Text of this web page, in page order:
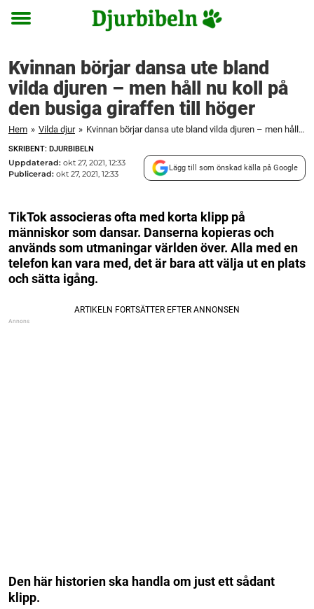
Toggle
Kvinnan börjar dansa ute bland
vilda djuren – men håll nu koll på
den busiga giraffen till höger
Hem » Vilda djur » Kvinnan börjar dansa ute bland vilda djuren – men håll nu koll på den busiga giraffen till höger
SKRIBENT: DJURBIBELN
Uppdaterad: okt 27, 2021, 12:33
Publicerad: okt 27, 2021, 12:33
Lägg till som önskad källa på Google
TikTok associeras ofta med korta klipp på
människor som dansar. Danserna kopieras och
används som utmaningar världen över. Alla med en
telefon kan vara med, det är bara att välja ut en plats
och sätta igång.
Den här historien ska handla om just ett sådant
klipp.